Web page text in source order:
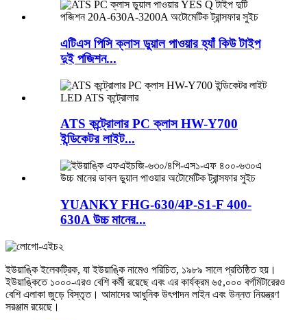
এটিএস পিসি ক্লাস ডুয়াল পাওয়ার হ্যাঁ কিউ টাইপ
দুই পজিশন...
ATS কন্ট্রোলার PC ক্লাস HW-Y700
ইন্ডিকেটর লাইট...
YUANKY FHG-630/4P-S1-F 400-
630A উচ্চ মানের...
ইউয়াঙ্কি ইলেকট্রিক, যা ইউয়াঙ্কি নামেও পরিচিত, ১৯৮৯ সালে প্রতিষ্ঠিত হয়।
ইউয়াঙ্কিতে ১০০০-এরও বেশি কর্মী রয়েছে এবং এর কার্যক্রম ৬৫,০০০ বর্গমিটারেরও
বেশি এলাকা জুড়ে বিস্তৃত। আমাদের আধুনিক উৎপাদন লাইন এবং উন্নত নিয়ন্ত্রণ
সরঞ্জাম রয়েছে।